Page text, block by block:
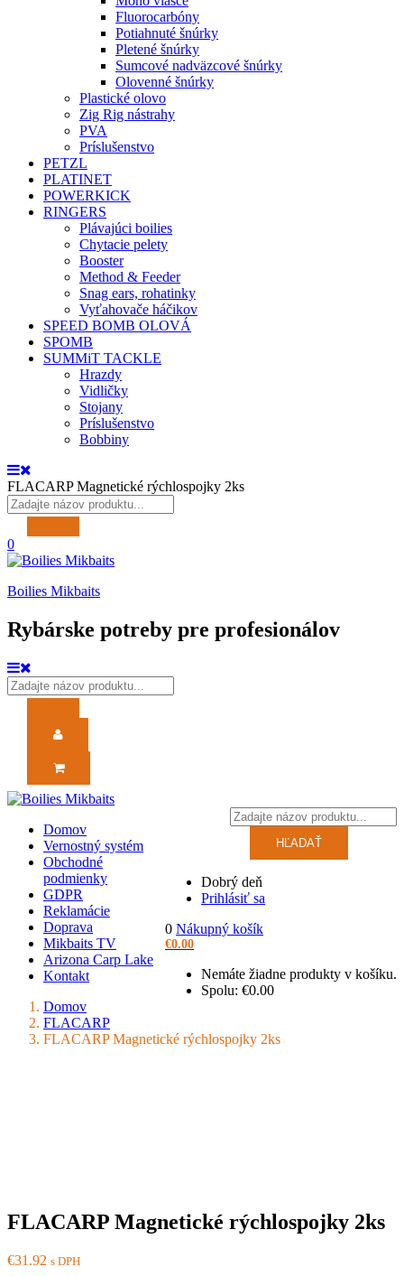
Fluorocarbóny
Potiahnuté šnúrky
Pletené šnúrky
Sumcové nadväzcové šnúrky
Olovenné šnúrky
Plastické olovo
Zig Rig nástrahy
PVA
Príslušenstvo
PETZL
PLATINET
POWERKICK
RINGERS
Plávajúci boilies
Chytacie pelety
Booster
Method & Feeder
Snag ears, rohatinky
Vyťahovače háčikov
SPEED BOMB OLOVÁ
SPOMB
SUMMiT TACKLE
Hrazdy
Vidličky
Stojany
Príslušenstvo
Bobbiny
FLACARP Magnetické rýchlospojky 2ks
0
Boilies Mikbaits
Rybárske potreby pre profesionálov
HĽADAŤ
Dobrý deň
Prihlásiť sa
0 Nákupný košík
€0.00
Nemáte žiadne produkty v košíku.
Spolu: €0.00
Domov
Vernostný systém
Obchodné
podmienky
GDPR
Reklamácie
Doprava
Mikbaits TV
Arizona Carp Lake
Kontakt
Domov
FLACARP
FLACARP Magnetické rýchlospojky 2ks
FLACARP Magnetické rýchlospojky 2ks
€31.92 s DPH